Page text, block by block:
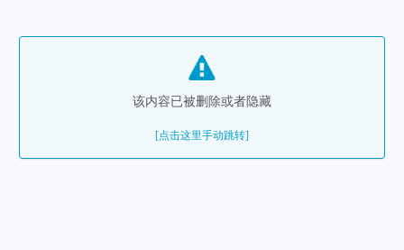
该内容已被删除或者隐藏
[点击这里手动跳转]